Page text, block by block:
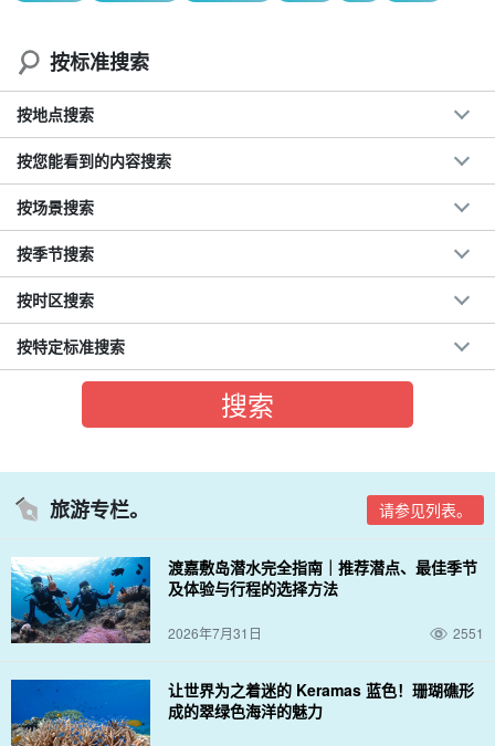
按标准搜索
按地点搜索
按您能看到的内容搜索
按场景搜索
按季节搜索
按时区搜索
按特定标准搜索
旅游专栏。 请参见列表。
渡嘉敷岛潜水完全指南｜推荐潜点、最佳季节
及体验与行程的选择方法
2026年7月31日 2551
让世界为之着迷的 Keramas 蓝色！珊瑚礁形
成的翠绿色海洋的魅力